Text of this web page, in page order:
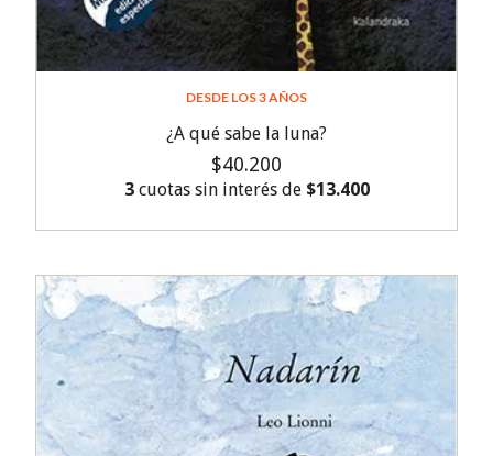
DESDE LOS 3 AÑOS
¿A qué sabe la luna?
$40.200
3cuotas sin interés de $13.400